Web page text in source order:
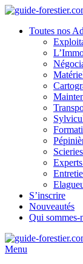
Toutes nos
S’inscrire
Nouveautés
Qui sommes-
Menu